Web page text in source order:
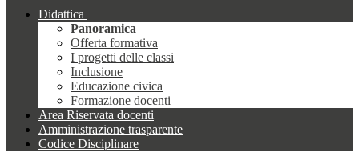
Didattica
Panoramica
Offerta formativa
I progetti delle classi
Inclusione
Educazione civica
Formazione docenti
Area Riservata docenti
Amministrazione trasparente
Codice Disciplinare